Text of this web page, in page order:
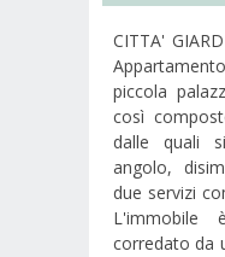
CITTA'
piccola
così
dalle quali
angolo,
due servizi
corredato da